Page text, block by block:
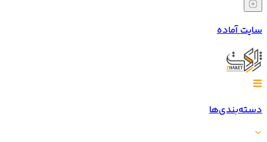
سایت آماده
دسته‌بندی‌ها